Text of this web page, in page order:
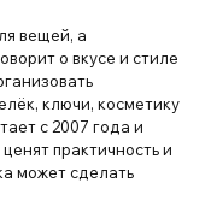
вещей, а
о вкусе и стиле
ключи, косметику
с 2007 года и
практичность и
может сделать